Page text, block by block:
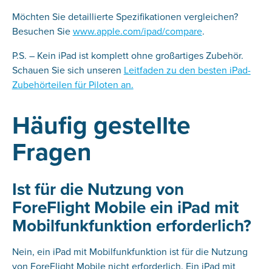
Möchten Sie detaillierte Spezifikationen vergleichen?
Besuchen Siewww.apple.com/ipad/compare.
P.S. – Kein iPad ist komplett ohne großartiges Zubehör.
Schauen Sie sich unseren Leitfaden zu den besten iPad-
Zubehörteilen für Piloten an.
Häufig gestellte
Fragen
Ist für die Nutzung von
ForeFlight Mobile ein iPad mit
Mobilfunkfunktion erforderlich?
Nein, ein iPad mit Mobilfunkfunktion ist für die Nutzung
von ForeFlight Mobile nicht erforderlich. Ein iPad mit